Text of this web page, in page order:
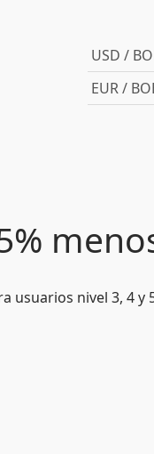
USD /
EUR /
usuarios nivel 3, 4 y